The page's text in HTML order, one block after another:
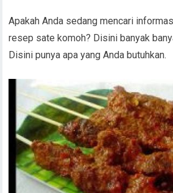
Apakah Anda sedang mencari
resep sate komoh? Disini banyak
Disini punya apa yang Anda butuhkan.